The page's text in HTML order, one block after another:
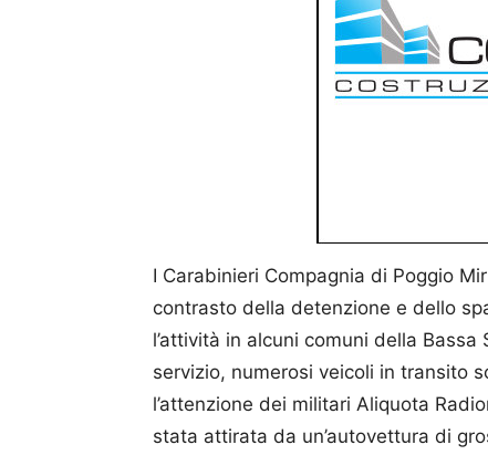
I Carabinieri Compagnia di Poggio
contrasto della detenzione e dello
l’attività in alcuni comuni della
servizio, numerosi veicoli in transito
l’attenzione dei militari Aliquota
stata attirata da un’autovettura di